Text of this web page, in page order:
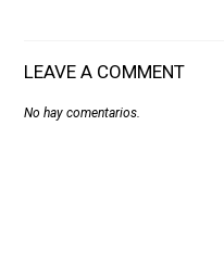
LEAVE A COMMENT
No hay comentarios.